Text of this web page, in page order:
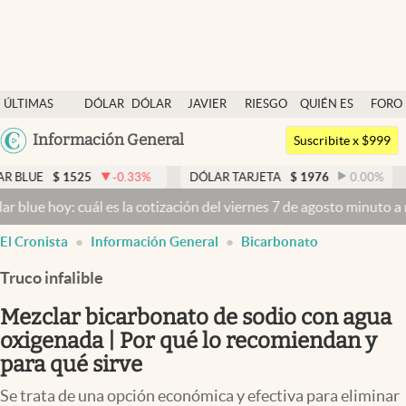
ÚLTIMAS
NOTICIAS
DÓLAR
DÓLAR
JAVIER
RIESGO
QUIÉN ES
QUIÉN
FORO
Argentina
México
Información General
Dólar
Members
Economía y Política
Finanzas y Mercados
Mercados Online
Negocios
Columnistas
Otras secciones
Apertura
Suscribite x $999
-0.33% DÓLAR TARJETA $ 1976 0.00% DÓLAR
es la cotización del viernes 7 de agosto minuto a minuto
El Cronista Información General Bicarbonato
Truco infalible
Mezclar bicarbonato de sodio con agua
oxigenada | Por qué lo recomiendan y
para qué sirve
Se trata de una opción económica y efectiva para eliminar